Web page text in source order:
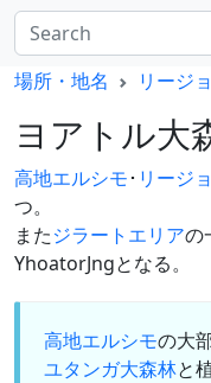
場所・地名 リージ
ヨアトル大
高地エルシモ･ リージ
つ。
またジラートエリアの
YhoatorJngとなる。
高地エルシモの大
ユタンガ大森林と